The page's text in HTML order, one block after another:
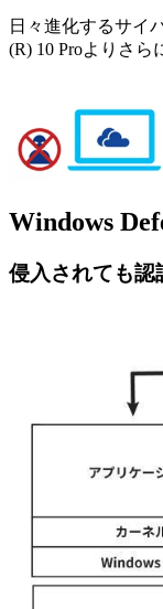
日々進化するサイ
(R) 10 Proよりさ
Windows
侵入されても認